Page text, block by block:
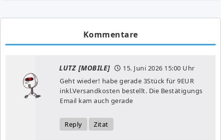
Kommentare
LUTZ [MOBILE] 15. Juni 2026 15:00 Uhr
Geht wieder! habe gerade 3Stück für 9EUR
inkl.Versandkosten bestellt. Die Bestätigungs
Email kam auch gerade
Reply Zitat